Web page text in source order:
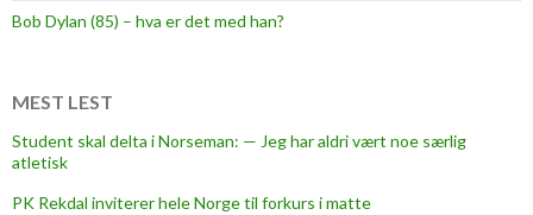
Bob Dylan (85) – hva er det med han?
MEST LEST
Student skal delta i Norseman: — Jeg har aldri vært noe særlig
atletisk
PK Rekdal inviterer hele Norge til forkurs i matte